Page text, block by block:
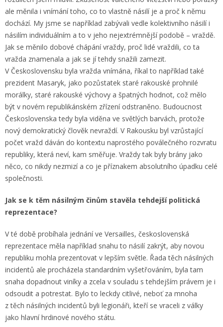
ale měnila i vnímání toho, co to vlastně násilí je a proč k němu
dochází. My jsme se například zabývali vedle kolektivního násilí i
násilím individuálním a to v jeho nejextrémnější podobě – vraždě.
Jak se měnilo dobové chápání vraždy, proč lidé vraždili, co ta
vražda znamenala a jak se jí tehdy snažili zamezit.
V Československu byla vražda vnímána, říkal to například také
prezident Masaryk, jako pozůstatek staré rakouské prohnilé
morálky, staré rakouské výchovy a špatných hodnot, což mělo
být v novém republikánském zřízení odstraněno. Budoucnost
Československa tedy byla viděna ve světlých barvách, protože
nový demokratický člověk nevraždí. V Rakousku byl vzrůstající
počet vražd dáván do kontextu naprostého poválečného rozvratu
republiky, která neví, kam směřuje. Vraždy tak byly brány jako
něco, co nikdy nezmizí a co je příznakem absolutního úpadku celé
společnosti.
Jak se k těm násilným činům stavěla tehdejší politická
reprezentace?
V té době probíhala jednání ve Versailles, československá
reprezentace měla například snahu to násilí zakrýt, aby novou
republiku mohla prezentovat v lepším světle. Řada těch násilných
incidentů ale procházela standardním vyšetřováním, byla tam
snaha dopadnout viníky a zcela v souladu s tehdejším právem je i
odsoudit a potrestat. Bylo to leckdy citlivé, neboť za mnoha
z těch násilných incidentů byli legionáři, kteří se vraceli z války
jako hlavní hrdinové nového státu.